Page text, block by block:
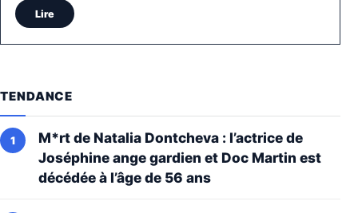
Lire
TENDANCE
M*rt de Natalia Dontcheva : l’actrice de
Joséphine ange gardien et Doc Martin est
décédée à l’âge de 56 ans